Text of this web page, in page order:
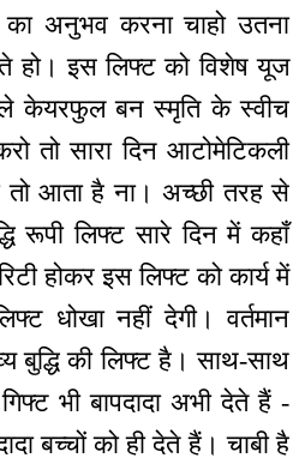
अनुभव करना चाहो उतना
हो। इस लिफ्ट को विशेष यूज
केयरफुल बन स्मृति के स्वीच
तो सारा दिन आटोमेटिकली
आता है ना। अच्छी तरह से
रूपी लिफ्ट सारे दिन में कहाँ
होकर इस लिफ्ट को कार्य में
धोखा नहीं देगी। वर्तमान
बुद्धि की लिफ्ट है। साथ-साथ
भी बापदादा अभी देते हैं -
बच्चों को ही देते हैं। चाबी है